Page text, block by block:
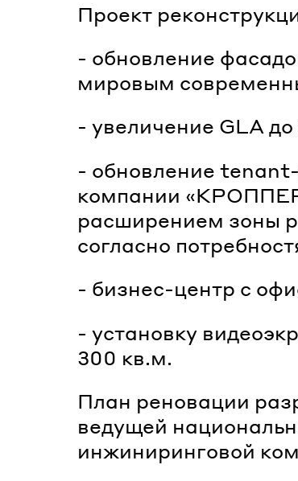
Проект
- обновление
мировым
- увеличение GLA
- обновление
компании
расширением зоны
согласно
- бизнес-центр с
- установку
300 кв.м.
План реновации
ведущей
инжиниринговой